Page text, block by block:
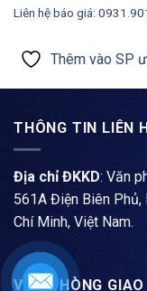
Được xếp
hạng5
Liên hệ báo giá:
Thêm vào SP
THÔNG TIN LIÊN
Địa chỉ ĐKKD: Văn
561A Điện Biên Phủ,
Chí Minh, Việt Nam.
VĂN PHÒNG